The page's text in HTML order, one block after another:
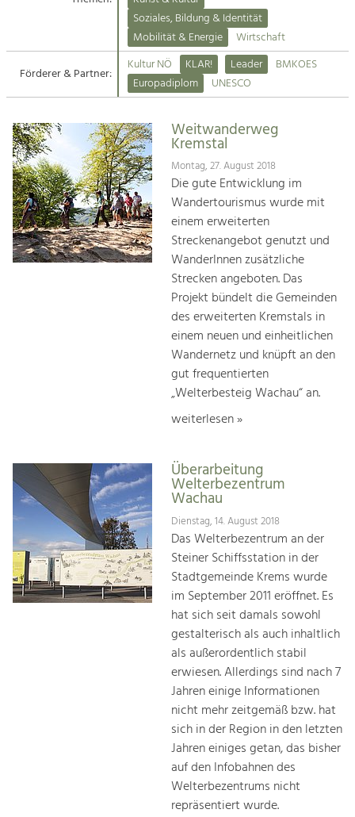
Suche
Impressum
Kontakt
Angebotsentwicklung und
Handwerk, Wissenschaft und Forschung.
Soziales, Bildung &
Identität
Gleichberechtigung, Jugend und
Integration
Mobilität & Energie
Klimawandel, öffentlicher Verkehr und
Steigerung regionaler Wertschöpfung
Soziales, Bildung & Identität
Mobilität & Energie
Wirtschaft
Förderer & Partner:
Kultur NÖ KLAR! Leader
BMKOES
Europadiplom
UNESCO
Weitwanderweg
Kremstal
Montag, 27. August 2018
Die gute Entwicklung im
Wandertourismus wurde mit
einem erweiterten
Streckenangebot genutzt und
WanderInnen zusätzliche
Strecken angeboten. Das
Projekt bündelt die Gemeinden
des erweiterten Kremstals in
einem neuen und einheitlichen
Wandernetz und knüpft an den
gut frequentierten
„Welterbesteig Wachau“ an.
weiterlesen »
Überarbeitung
Welterbezentrum
Wachau
Dienstag, 14. August 2018
Das Welterbezentrum an der
Steiner Schiffsstation in der
Stadtgemeinde Krems wurde
im September 2011 eröffnet. Es
hat sich seit damals sowohl
gestalterisch als auch inhaltlich
als außerordentlich stabil
erwiesen. Allerdings sind nach 7
Jahren einige Informationen
nicht mehr zeitgemäß bzw. hat
sich in der Region in den letzten
Jahren einiges getan, das bisher
auf den Infobahnen des
Welterbezentrums nicht
repräsentiert wurde.